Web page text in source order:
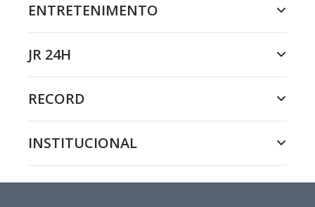
ENTRETENIMENTO
JR 24H
RECORD
INSTITUCIONAL